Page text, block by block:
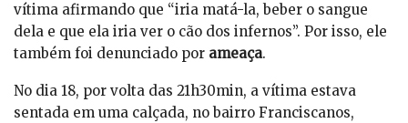
vítima afirmando que “iria matá-la, beber o sangue
dela e que ela iria ver o cão dos infernos”. Por isso, ele
também foi denunciado por ameaça.
No dia 18, por volta das 21h30min, a vítima estava
sentada em uma calçada, no bairro Franciscanos,